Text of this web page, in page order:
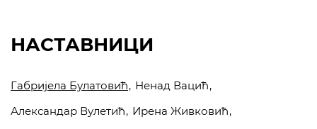
НАСТАВНИЦИ
Габријела Булатовић
Ненад Вацић
Александар Вулетић
Ирена Живковић